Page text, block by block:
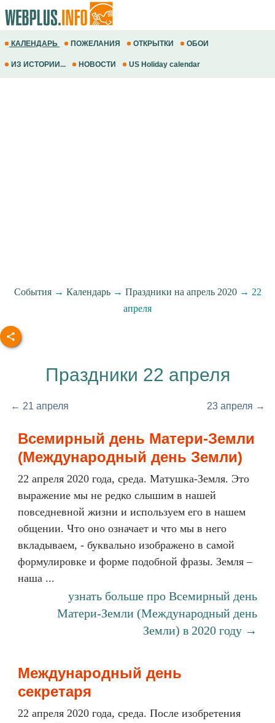
КАЛЕНДАРЬ ПОЖЕЛАНИЯ ОТКРЫТКИ ОБОИ
ИЗ ИСТОРИИ... НОВОСТИ US Holiday calendar
События→ Календарь→ Праздники на апрель 2020→ 22
апреля
Праздники 22 апреля
← 21 апреля 23 апреля →
Всемирный день Матери-Земли
(Международный день Земли)
22 апреля 2020 года, среда. Матушка-Земля. Это
выражение мы не редко слышим в нашей
повседневной жизни и используем его в нашем
общении. Что оно означает и что мы в него
вкладываем, - буквально изображено в самой
формулировке и форме подобной фразы. Земля –
наша ...
узнать больше про Всемирный день
Матери-Земли (Международный день
Земли) в 2020 году →
Международный день
секретаря
22 апреля 2020 года, среда. После изобретения